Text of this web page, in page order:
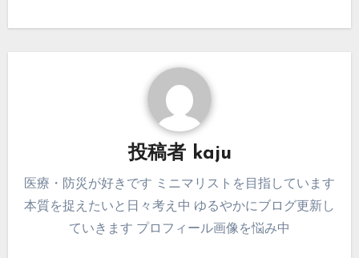
投稿者 kaju
医療・防災が好きです ミニマリストを目指しています
本質を捉えたいと日々考え中 ゆるやかにブログ更新し
ていきます プロフィール画像を悩み中